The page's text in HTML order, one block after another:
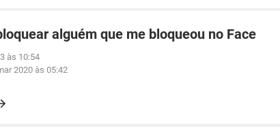
alguém que me bloqueou no Face
às 10:54
2020 às 05:42